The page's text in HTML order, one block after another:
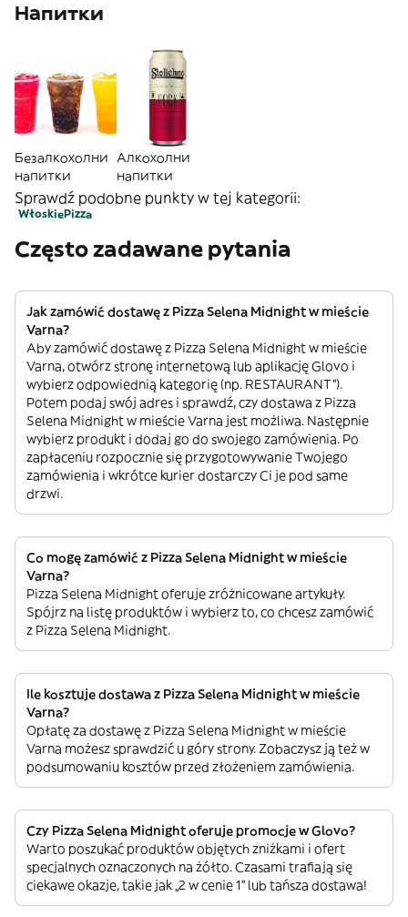
Напитки
Безалкохолни
напитки
Алкохолни
напитки
Sprawdź podobne punkty w tej kategorii:
WłoskiePizza
Często zadawane pytania
Jak zamówić dostawę z Pizza Selena Midnight w mieście
Varna?
Aby zamówić dostawę z Pizza Selena Midnight w mieście
Varna, otwórz stronę internetową lub aplikację Glovo i
wybierz odpowiednią kategorię (np. RESTAURANT”).
Potem podaj swój adres i sprawdź, czy dostawa z Pizza
Selena Midnight w mieście Varna jest możliwa. Następnie
wybierz produkt i dodaj go do swojego zamówienia. Po
zapłaceniu rozpocznie się przygotowywanie Twojego
zamówienia i wkrótce kurier dostarczy Ci je pod same
drzwi.
Co mogę zamówić z Pizza Selena Midnight w mieście
Varna?
Pizza Selena Midnight oferuje zróżnicowane artykuły.
Spójrz na listę produktów i wybierz to, co chcesz zamówić
z Pizza Selena Midnight.
Ile kosztuje dostawa z Pizza Selena Midnight w mieście
Varna?
Opłatę za dostawę z Pizza Selena Midnight w mieście
Varna możesz sprawdzić u góry strony. Zobaczysz ją też w
podsumowaniu kosztów przed złożeniem zamówienia.
Czy Pizza Selena Midnight oferuje promocje w Glovo?
Warto poszukać produktów objętych zniżkami i ofert
specjalnych oznaczonych na żółto. Czasami trafiają się
ciekawe okazje, takie jak „2 w cenie 1” lub tańsza dostawa!